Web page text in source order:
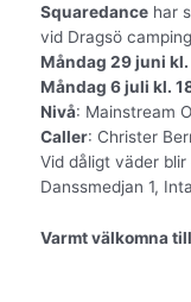
Squaredancehar
vid Dragsö
Måndag 29 juni
Måndag 6 juli kl.
Nivå: Mainstream
Caller: Christer
Vid dåligt väder
Danssmedjan 1,
Varmt välkomna